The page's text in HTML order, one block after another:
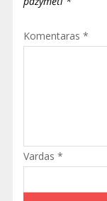
Komentaras *
Vardas *